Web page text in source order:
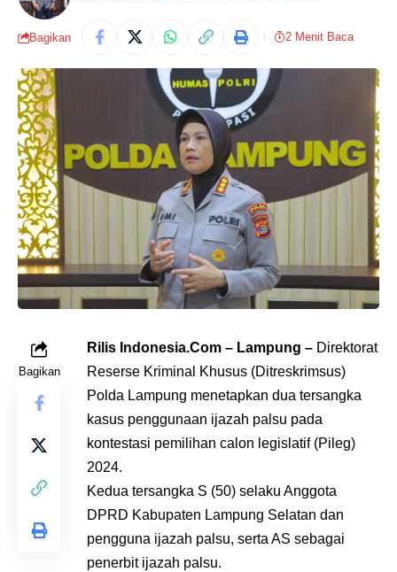
Bagikan 2 Menit Baca
Bagikan
Rilis Indonesia.Com – Lampung – Direktorat
Reserse Kriminal Khusus (Ditreskrimsus)
Polda Lampung menetapkan dua tersangka
kasus penggunaan ijazah palsu pada
kontestasi pemilihan calon legislatif (Pileg)
2024.
Kedua tersangka S (50) selaku Anggota
DPRD Kabupaten Lampung Selatan dan
pengguna ijazah palsu, serta AS sebagai
penerbit ijazah palsu.